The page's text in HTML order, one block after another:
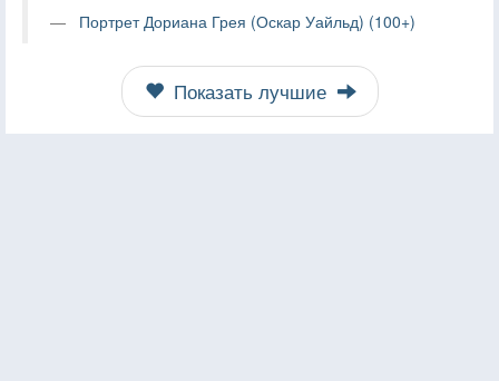
Портрет Дориана Грея (Оскар Уайльд) (100+)
Показать лучшие